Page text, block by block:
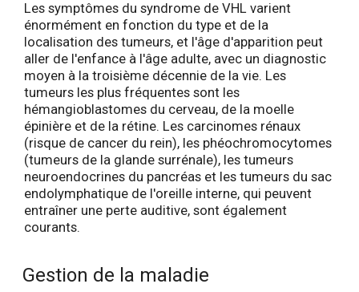
Les symptômes du syndrome de VHL varient
énormément en fonction du type et de la
localisation des tumeurs, et l'âge d'apparition peut
aller de l'enfance à l'âge adulte, avec un diagnostic
moyen à la troisième décennie de la vie. Les
tumeurs les plus fréquentes sont les
hémangioblastomes du cerveau, de la moelle
épinière et de la rétine. Les carcinomes rénaux
(risque de cancer du rein), les phéochromocytomes
(tumeurs de la glande surrénale), les tumeurs
neuroendocrines du pancréas et les tumeurs du sac
endolymphatique de l'oreille interne, qui peuvent
entraîner une perte auditive, sont également
courants.
Gestion de la maladie